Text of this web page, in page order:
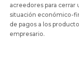
acreedores para cerrar
situación económico-
de pagos a los
empresario.